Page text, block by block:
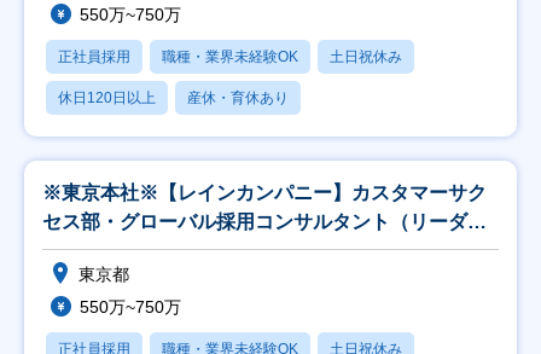
550万~750万
正社員採用 職種・業界未経験OK 土日祝休み
休日120日以上 産休・育休あり
※東京本社※【レインカンパニー】カスタマーサク
セス部・グローバル採用コンサルタント（リーダー
候補）
東京都
550万~750万
正社員採用 職種・業界未経験OK 土日祝休み